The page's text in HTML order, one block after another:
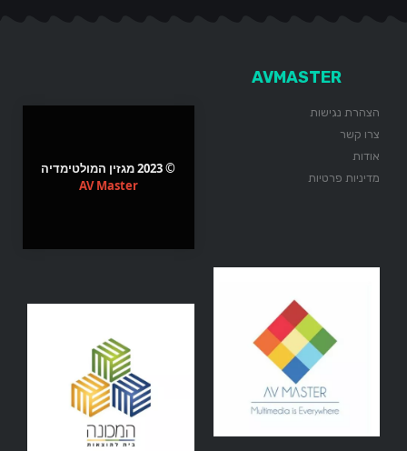
AVMASTER
הצהרת נגישות
צרו קשר
אודות
מדיניות פרטיות
© 2023 מגזין המולטימדיה
AV Master